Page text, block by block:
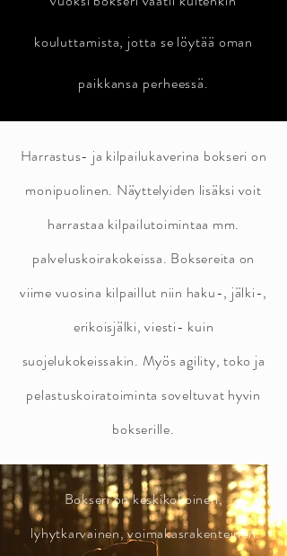
kouluttamista, jotta se löytää oman
paikkansa perheessä.
Harrastus- ja kilpailukaverina bokseri on
monipuolinen. Näyttelyiden lisäksi voit
harrastaa kilpailutoimintaa mm.
palveluskoirakokeissa. Boksereita on
viime vuosina kilpaillut niin haku-, jälki-,
erikoisjälki, viesti- kuin
suojelukokeissakin. Myös agility, toko ja
pelastuskoiratoiminta soveltuvat hyvin
bokserille.
Bokseri on keskikokoinen,
lyhytkarvainen, voimakasrakenteinen